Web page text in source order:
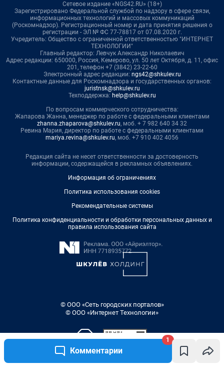
Комментарии
1
Сетевое издание «NGS42.RU» (18+)
Зарегистрировано Федеральной службой по надзору в сфере связи,
информационных технологий и массовых коммуникаций
(Роскомнадзор). Регистрационный номер и дата принятия решения о
регистрации - ЭЛ № ФС 77-78817 от 07.08.2020 г.
Учредитель: Общество с ограниченной ответственностью "ИНТЕРНЕТ
ТЕХНОЛОГИИ"
Главный редактор: Левчук Александр Николаевич
Адрес редакции: 650000, Россия, Кемерово, ул. 50 лет Октября, д. 11, офис
201, телефон +7 (3842) 23-22-60
Электронный адрес редакции: ngs42@shkulev.ru
Контактные данные для Роскомнадзора и государственных органов:
juristnsk@shkulev.ru
Техподдержка: help@shkulev.ru
По вопросам коммерческого сотрудничества:
Жапарова Жанна, менеджер по работе с федеральными клиентами
zhanna.zhaparova@shkulev.ru, моб. + 7 982 640 34 32
Ревина Мария, директор по работе с федеральными клиентами
mariya.revina@shkulev.ru, моб. +7 910 402 4056
Редакция сайта не несет ответственности за достоверность
информации, содержащейся в рекламных объявлениях.
Информация об ограничениях
Политика использования cookies
Рекомендательные системы
Политика конфиденциальности и обработки персональных данных и
правила использования сайта
© ООО «Сеть городских порталов»
© ООО «Интернет Технологии»